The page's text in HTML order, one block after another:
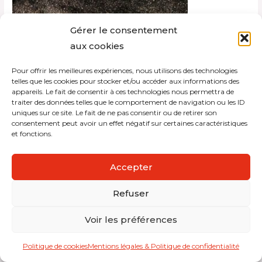
Gérer le consentement
aux cookies
Pour offrir les meilleures expériences, nous utilisons des technologies
telles que les cookies pour stocker et/ou accéder aux informations des
appareils. Le fait de consentir à ces technologies nous permettra de
traiter des données telles que le comportement de navigation ou les ID
uniques sur ce site. Le fait de ne pas consentir ou de retirer son
consentement peut avoir un effet négatif sur certaines caractéristiques
et fonctions.
Accepter
Refuser
Voir les préférences
Politique de cookiesMentions légales & Politique de confidentialité
Copyright © 2026 Interdistribution
Mentions légales et politique de confidentialité